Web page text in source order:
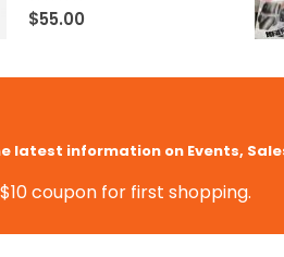
4.00 out of 5
$55.00
latest information on Events,
coupon for first shopping.